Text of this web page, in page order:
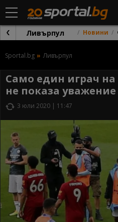
Ливърпул Новини
Sportal.bg Ливърпул
Само един играч
не показа
3 юли 2020 | 11:47